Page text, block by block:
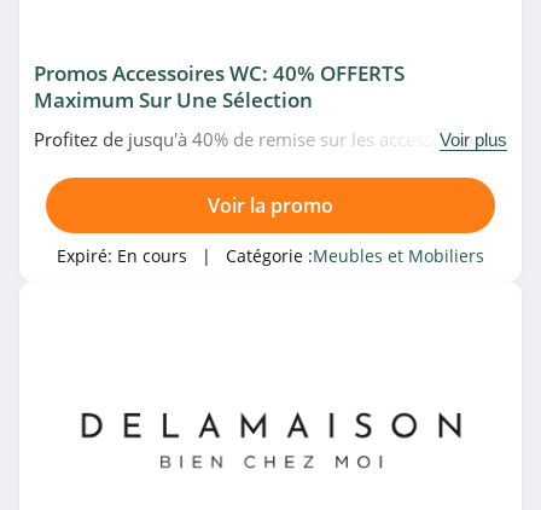
Promos Accessoires WC: 40% OFFERTS
Maximum Sur Une Sélection
Profitez de jusqu'à 40% de remise sur les accessoires WC
Voir plus
Voir la promo
Expiré: En cours | Catégorie :Meubles et Mobiliers